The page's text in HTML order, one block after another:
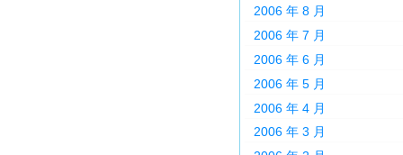
2006 年 8 月
2006 年 7 月
2006 年 6 月
2006 年 5 月
2006 年 4 月
2006 年 3 月